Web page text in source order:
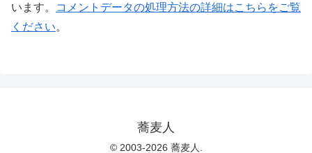
います。
コメントデータの処理方法の詳細はこちらをご覧
ください。
蕎麦人
© 2003-2026 蕎麦人.